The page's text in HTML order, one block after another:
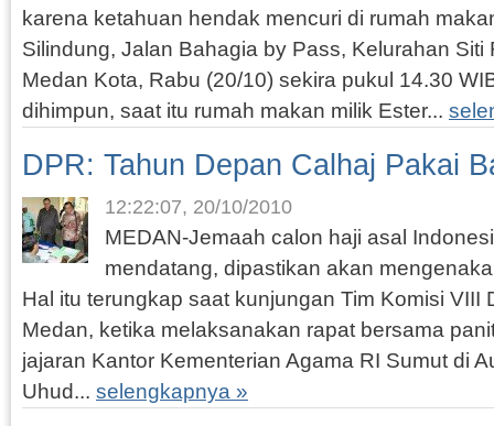
karena ketahuan hendak mencuri di rumah
Silindung, Jalan Bahagia by Pass, Kelurahan Siti
Medan Kota, Rabu (20/10) sekira pukul 14.30
dihimpun, saat itu rumah makan milik Ester...
DPR: Tahun Depan Calhaj Pakai
12:22:07, 20/10/2010
MEDAN-Jemaah calon haji asal
mendatang, dipastikan akan
Hal itu terungkap saat kunjungan Tim Komisi VIII
Medan, ketika melaksanakan rapat bersama
jajaran Kantor Kementerian Agama RI Sumut di
Uhud... selengkapnya »